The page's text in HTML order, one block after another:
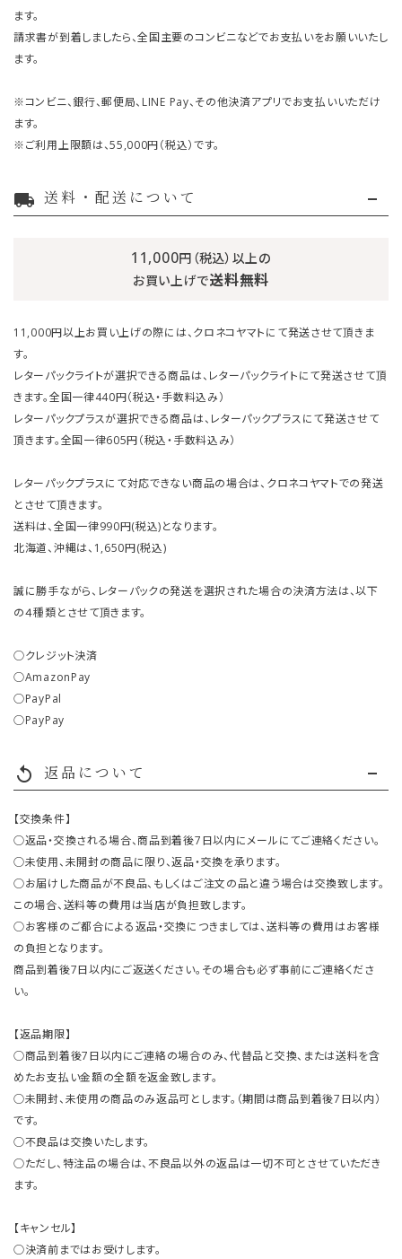
ます。
請求書が到着しましたら、全国主要のコンビニなどでお支払いをお願いいたし
ます。
※コンビニ、銀行、郵便局、LINE Pay、その他決済アプリでお支払いいただけ
ます。
※ご利用上限額は、55,000円（税込）です。
local_shipping 送料・配送について
11,000円（税込）以上の
お買い上げで送料無料
11,000円以上お買い上げの際には、クロネコヤマトにて発送させて頂きま
す。
レターパックライトが選択できる商品は、レターパックライトにて発送させて頂
きます。全国一律440円（税込・手数料込み）
レターパックプラスが選択できる商品は、レターパックプラスにて発送させて
頂きます。全国一律605円（税込・手数料込み）
レターパックプラスにて対応できない商品の場合は、クロネコヤマトでの発送
とさせて頂きます。
送料は、全国一律990円(税込)となります。
北海道、沖縄は、1,650円(税込)
誠に勝手ながら、レターパックの発送を選択された場合の決済方法は、以下
の４種類とさせて頂きます。
○クレジット決済
○AmazonPay
○PayPal
○PayPay
replay 返品について
【交換条件】
○返品・交換される場合、商品到着後7日以内にメールにてご連絡ください。
○未使用、未開封の商品に限り、返品・交換を承ります。
○お届けした商品が不良品、もしくはご注文の品と違う場合は交換致します。
この場合、送料等の費用は当店が負担致します。
○お客様のご都合による返品・交換につきましては、送料等の費用はお客様
の負担となります。
商品到着後7日以内にご返送ください。その場合も必ず事前にご連絡くださ
い。
【返品期限】
○商品到着後7日以内にご連絡の場合のみ、代替品と交換、または送料を含
めたお支払い金額の全額を返金致します。
○未開封、未使用の商品のみ返品可とします。（期間は商品到着後7日以内）
です。
○不良品は交換いたします。
○ただし、特注品の場合は、不良品以外の返品は一切不可とさせていただき
ます。
【キャンセル】
○決済前まではお受けします。